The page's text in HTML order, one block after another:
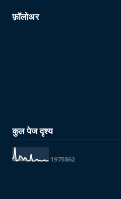
फ़ॉलोअर
कुल पेज दृश्य
1975862